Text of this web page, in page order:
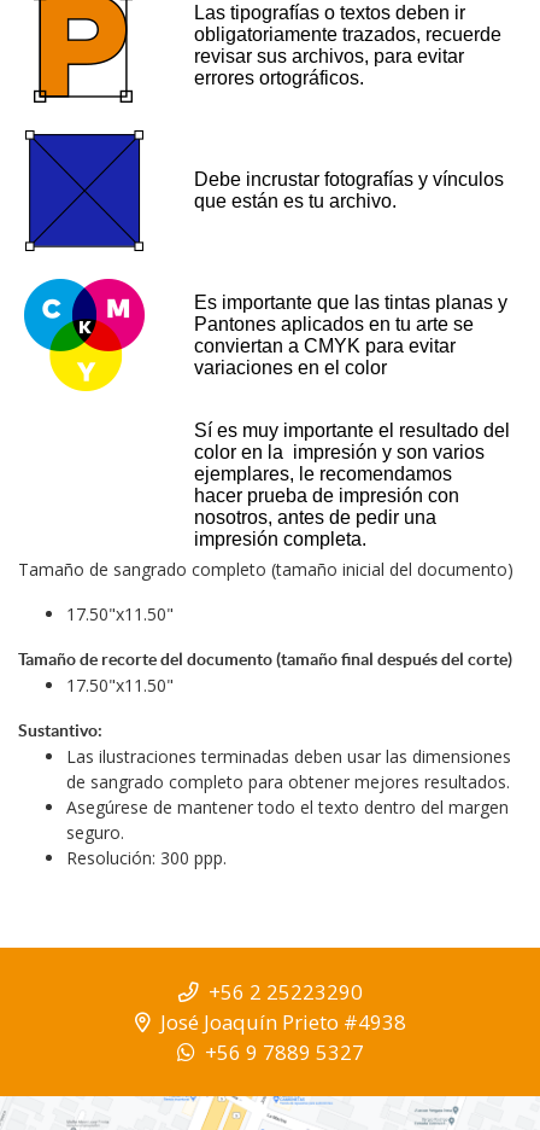
Las tipografías o textos deben ir
obligatoriamente trazados, recuerde
revisar sus archivos, para evitar
errores ortográficos.
Debe incrustar fotografías y vínculos
que están es tu archivo.
Es importante que las tintas planas y
Pantones aplicados en tu arte se
conviertan a CMYK para evitar
variaciones en el color
Sí es muy importante el resultado del
color en la impresión y son varios
ejemplares, le recomendamos
hacer prueba de impresión con
nosotros, antes de pedir una
impresión completa.
Tamaño de sangrado completo (tamaño inicial del documento)
17.50"x11.50"
Tamaño de recorte del documento (tamaño final después del corte)
17.50"x11.50"
Sustantivo:
Las ilustraciones terminadas deben usar las dimensiones
de sangrado completo para obtener mejores resultados.
Asegúrese de mantener todo el texto dentro del margen
seguro.
Resolución: 300 ppp.
+56 2 25223290
José Joaquín Prieto #4938
+56 9 7889 5327